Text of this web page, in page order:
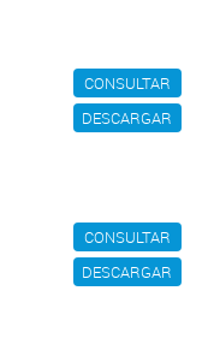
CONSULTAR
DESCARGAR
CONSULTAR
DESCARGAR